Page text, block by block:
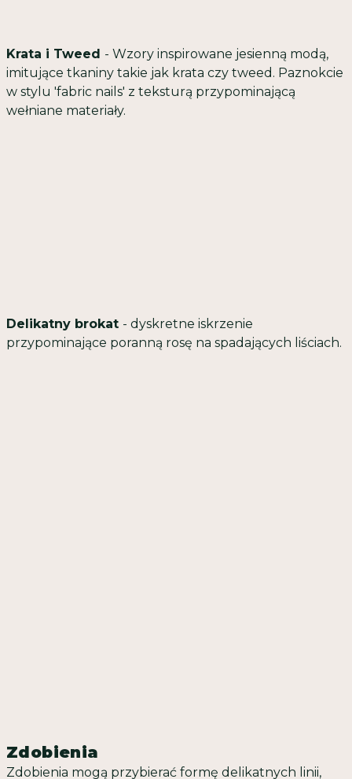
Krata i Tweed - Wzory inspirowane jesienną modą,
imitujące tkaniny takie jak krata czy tweed. Paznokcie
w stylu 'fabric nails' z teksturą przypominającą
wełniane materiały.
Delikatny brokat - dyskretne iskrzenie
przypominające poranną rosę na spadających liściach.
Zdobienia
Zdobienia mogą przybierać formę delikatnych linii,